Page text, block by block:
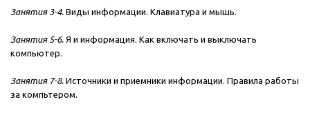
Занятия 3-4. Виды информации. Клавиатура и мышь.
Занятия 5-6. Я и информация. Как включать и выключать
компьютер.
Занятия 7-8. Источники и приемники информации. Правила работы
за компьтером.